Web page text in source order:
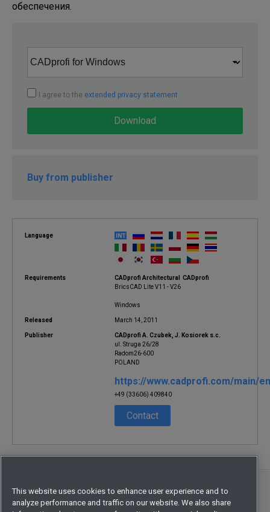
обеспечения.
I agree to the extended privacy statement
Download
Buy from publisher
Language
Requirements
CADprofi Architectural CADprofi
BricsCAD Lite V11 - V26
Windows
Released March 14, 2011
Publisher
CADprofi A. Czubek, J. Kosiorek s.c.
ul. Struga 26/28
Radom26-600
POLAND
https://www.cadprofi.com/main/
+49 (33606) 409840
Contact
© 2026Octave Intelligence plc and/or affiliates.
All rights reserved.
This website uses cookies to enhance user experience and to
analyze performance and traffic on our website. We also share